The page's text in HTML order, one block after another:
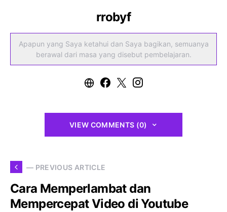
rrobyf
Apapun yang Saya ketahui dan Saya bagikan, semuanya
berawal dari masa yang disebut pembelajaran.
VIEW COMMENTS (0)
— PREVIOUS ARTICLE
Cara Memperlambat dan
Mempercepat Video di Youtube